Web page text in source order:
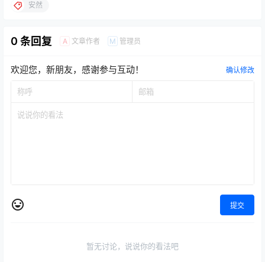
安然
0 条回复 A 文章作者 M 管理员
欢迎您，新朋友，感谢参与互动！ 确认修改
提交
暂无讨论，说说你的看法吧